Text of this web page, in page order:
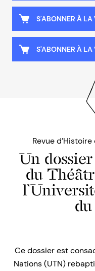
S'ABONNER À LA
S'ABONNER À LA
Revue
Un
du
Ce dossier est
Nations (UTN)